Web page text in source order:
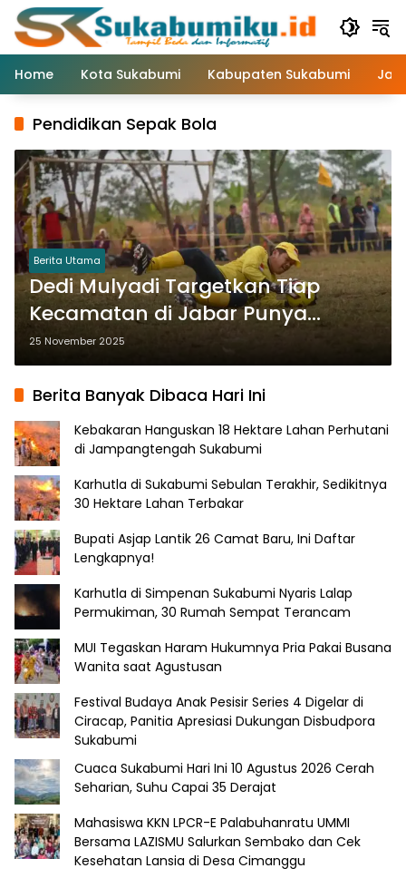
Langsung
konten
Home
Kota Sukabumi Kabupaten Sukabumi
Pendidikan Sepak Bola
Berita Utama
Dedi Mulyadi Targetkan Tiap
Kecamatan di Jabar Punya
Lapangan Sepak Bola Profesional
dalam 3 Tahun
25 November 2025
Berita Banyak Dibaca Hari Ini
Kebakaran Hanguskan 18 Hektare Lahan Perhutani
di Jampangtengah Sukabumi
Karhutla di Sukabumi Sebulan Terakhir, Sedikitnya
30 Hektare Lahan Terbakar
Bupati Asjap Lantik 26 Camat Baru, Ini Daftar
Lengkapnya!
Karhutla di Simpenan Sukabumi Nyaris Lalap
Permukiman, 30 Rumah Sempat Terancam
MUI Tegaskan Haram Hukumnya Pria Pakai Busana
Wanita saat Agustusan
Festival Budaya Anak Pesisir Series 4 Digelar di
Ciracap, Panitia Apresiasi Dukungan Disbudpora
Sukabumi
Cuaca Sukabumi Hari Ini 10 Agustus 2026 Cerah
Seharian, Suhu Capai 35 Derajat
Mahasiswa KKN LPCR-E Palabuhanratu UMMI
Bersama LAZISMU Salurkan Sembako dan Cek
Kesehatan Lansia di Desa Cimanggu